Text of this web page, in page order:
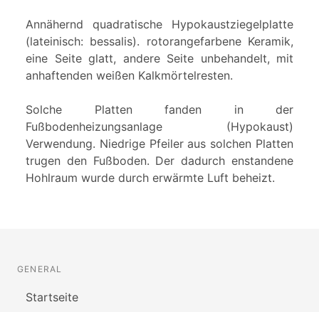
Annähernd quadratische Hypokaustziegelplatte
(lateinisch: bessalis). rotorangefarbene Keramik,
eine Seite glatt, andere Seite unbehandelt, mit
anhaftenden weißen Kalkmörtelresten.
Solche Platten fanden in der
Fußbodenheizungsanlage (Hypokaust)
Verwendung. Niedrige Pfeiler aus solchen Platten
trugen den Fußboden. Der dadurch enstandene
Hohlraum wurde durch erwärmte Luft beheizt.
GENERAL
Startseite